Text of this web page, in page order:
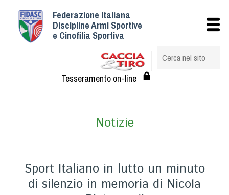
Federazione Italiana
Discipline Armi Sportive
e Cinofilia Sportiva
Tesseramento on-line
Notizie
Sport Italiano in lutto un minuto
di silenzio in memoria di Nicola
Istituzionale
Struttura
Albo Veterinari federali
Statuto e Regolamenti
Assicurazione
Convenzioni